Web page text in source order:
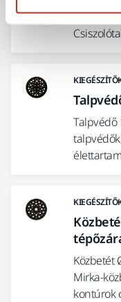
Talpvédő
Közbetét
Mirka-
kontúrok